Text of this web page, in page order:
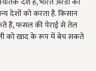
देशों को करता है. किसान
हैं, फसल की पेराई से तेल
को खाद के रूप में बेच सकते